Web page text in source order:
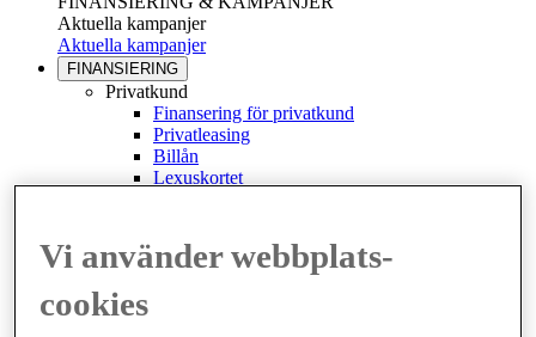
Aktuella kampanjer
Aktuella kampanjer
FINANSIERING
Privatkund
Finansering för privatkund
Privatleasing
Billån
Lexuskortet
Kundservice
Min Finansiering(Opens in new window)
Vi använder webbplats-
cookies